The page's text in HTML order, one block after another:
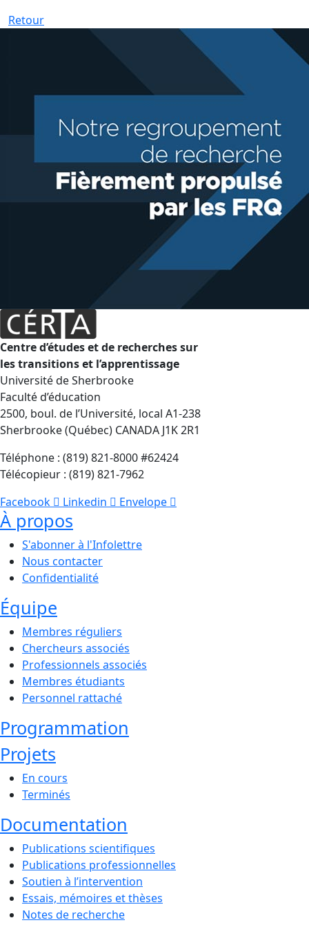
Retour
Centre d’études et de recherches sur
les transitions et l’apprentissage
Université de Sherbrooke
Faculté d’éducation
2500, boul. de l’Université, local A1-238
Sherbrooke (Québec) CANADA J1K 2R1
Téléphone : (819) 821-8000 #62424
Télécopieur : (819) 821-7962
Facebook
Linkedin Envelope
À propos
S'abonner à l'Infolettre
Nous contacter
Confidentialité
Équipe
Membres réguliers
Chercheurs associés
Professionnels associés
Membres étudiants
Personnel rattaché
Programmation
Projets
En cours
Terminés
Documentation
Publications scientifiques
Publications professionnelles
Soutien à l’intervention
Essais, mémoires et thèses
Notes de recherche